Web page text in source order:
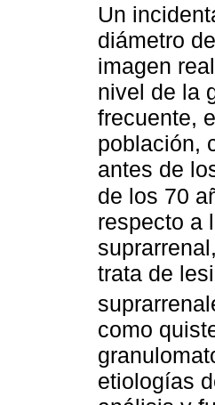
Un
diámetro
imagen
nivel de la
frecuente,
población,
antes de
de los 70
respecto a
trata de
como
etiologías